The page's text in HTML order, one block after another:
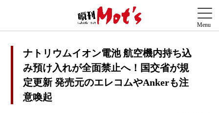
ナトリウムイオン電池 航空機内持ち込
み預け入れが全面禁止へ！国交省が規
定更新 発売元のエレコムやAnkerも注
意喚起